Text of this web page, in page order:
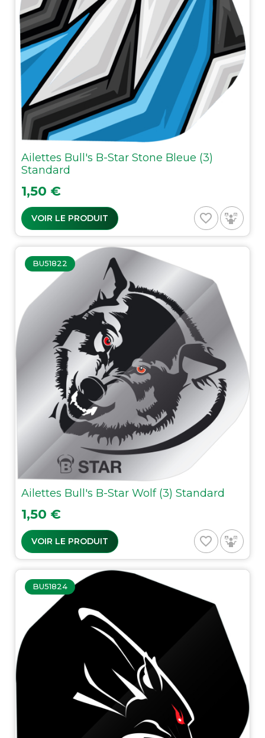
Ailettes Bull's B-Star Stone Bleue (3)
Standard
Prix
1,50 €
VOIR LE PRODUIT favorite_border
BU51822
Ailettes Bull's B-Star Wolf (3) Standard
Prix
1,50 €
VOIR LE PRODUIT favorite_border
BU51824